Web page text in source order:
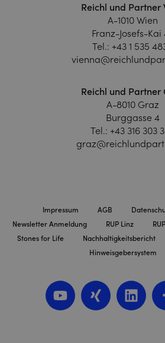
Reichl und Partner
A-1010 Wien
Franz-Josefs-Kai
Tel.: +43 1 535
Reichl und Partner
A-8010 Graz
Burggasse 4
Tel.: +43 316 303
Impressum AGB
Newsletter Anmeldung
RUP Linz
Stones for Life
Nachhaltigkeitsbericht
Hinweisgebersystem